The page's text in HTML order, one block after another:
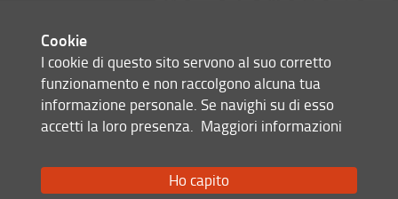
Corso di Laurea Magistrale a Ciclo Unico in Giurisprudenza
© Copyright 2012-2026 Università degli Studi di Firenze UNIFI
P.IVA/Cod.Fis 01279680480
Via delle Pandette, 32 - 50127 Firenze (FI)
Email:scuola(AT)giurisprudenza.unifi.it
Cookie
I cookie di questo sito servono al suo corretto
funzionamento e non raccolgono alcuna tua
informazione personale. Se navighi su di esso
accetti la loro presenza. Maggiori informazioni
Ho capito